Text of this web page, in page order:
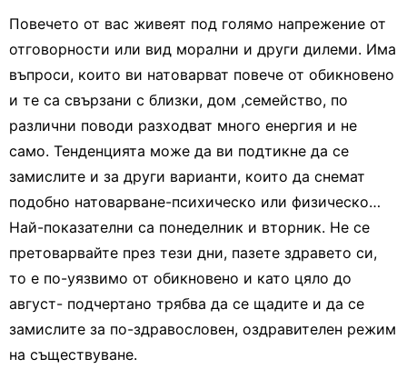
Повечето от вас живеят под голямо напрежение от
отговорности или вид морални и други дилеми. Има
въпроси, които ви натоварват повече от обикновено
и те са свързани с близки, дом ,семейство, по
различни поводи разходват много енергия и не
само. Тенденцията може да ви подтикне да се
замислите и за други варианти, които да снемат
подобно натоварване-психическо или физическо…
Най-показателни са понеделник и вторник. Не се
претоварвайте през тези дни, пазете здравето си,
то е по-уязвимо от обикновено и като цяло до
август- подчертано трябва да се щадите и да се
замислите за по-здравословен, оздравителен режим
на съществуване.